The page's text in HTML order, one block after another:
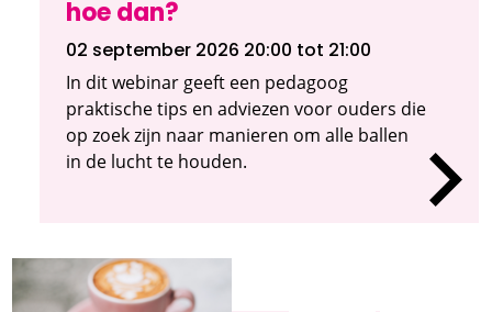
hoe dan?
02 september 2026 20:00 tot 21:00
In dit webinar geeft een pedagoog
praktische tips en adviezen voor ouders die
op zoek zijn naar manieren om alle ballen
in de lucht te houden.